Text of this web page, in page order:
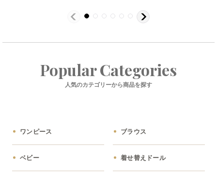
Popular Categories
人気のカテゴリーから商品を探す
ワンピース ブラウス
ベビー 着せ替えドール